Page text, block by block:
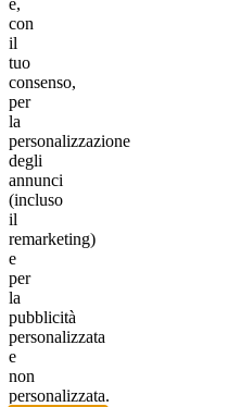
e,
con
il
tuo
consenso,
per
la
personalizzazione
degli
annunci
(incluso
il
remarketing)
e
per
la
pubblicità
personalizzata
e
non
personalizzata.